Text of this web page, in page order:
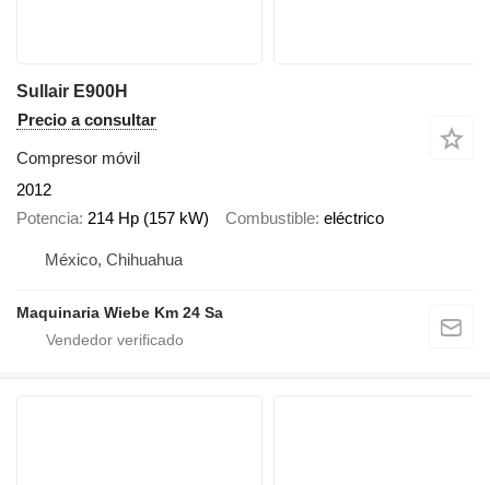
Sullair E900H
Precio a consultar
Compresor móvil
2012
Potencia 214 Hp (157 kW) Combustible eléctrico
México, Chihuahua
Maquinaria Wiebe Km 24 Sa